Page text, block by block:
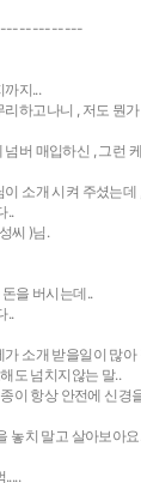
까지...
하고나니 , 저도 뭔
버 매입하신 , 그런
소개 시켜 주셨는데
..
씨 )님.
을 버시는데..
..
소개 받을일이 많
도 넘치지않는 말..
이 항상 안전에 신경
놓치 말고 살아보아요